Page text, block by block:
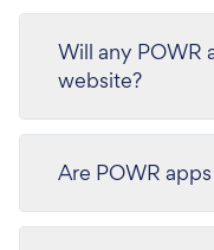
Will any POWR
website?
Are POWR